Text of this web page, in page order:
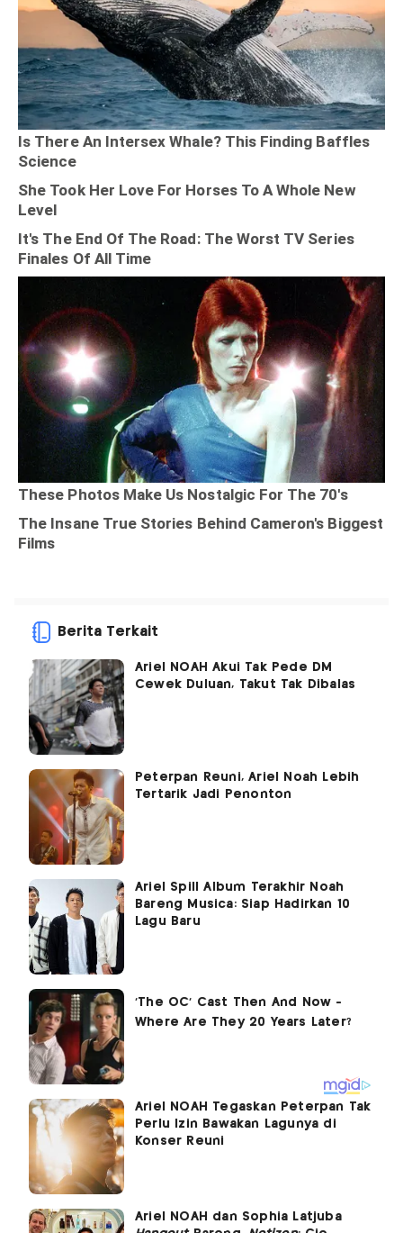
Berita Terkait
Ariel NOAH Akui Tak Pede DM
Cewek Duluan, Takut Tak Dibalas
Peterpan Reuni, Ariel Noah Lebih
Tertarik Jadi Penonton
Ariel Spill Album Terakhir Noah
Bareng Musica: Siap Hadirkan 10
Lagu Baru
Ariel NOAH Tegaskan Peterpan Tak
Perlu Izin Bawakan Lagunya di
Konser Reuni
Ariel NOAH dan Sophia Latjuba